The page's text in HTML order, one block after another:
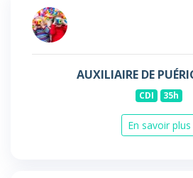
AUXILIAIRE DE
CDI 35h
En savoir plus